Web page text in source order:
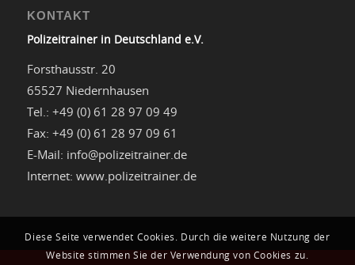
KONTAKT
Polizeitrainer in Deutschland e.V.
Forsthausstr. 20
65527 Niedernhausen
Tel.: +49 (0) 61 28 97 09 49
Fax: +49 (0) 61 28 97 09 61
E-Mail: info@polizeitrainer.de
Internet: www.polizeitrainer.de
Diese Seite verwendet Cookies. Durch die weitere Nutzung der
Website stimmen Sie der Verwendung von Cookies zu.